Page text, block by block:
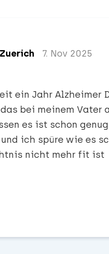
7. Nov 2025
ein Jahr Alzheimer
bei meinem Vater
es ist schon
ich spüre wie es
nicht mehr fit ist